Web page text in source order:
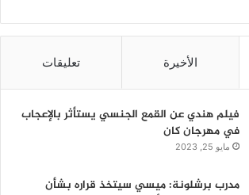
الأخيرة تعليقات
فيلم هندي عن القمع الجنسي يستأثر بالإعجاب
في مهرجان كان
مايو 25, 2023
مدرب برشلونة: ميسي سيتخذ قراره بشأن